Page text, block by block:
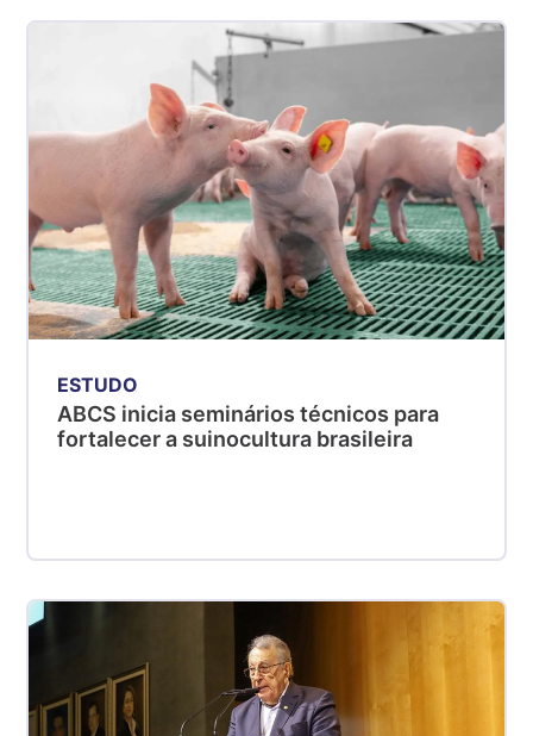
ESTUDO
ABCS inicia seminários técnicos para
fortalecer a suinocultura brasileira